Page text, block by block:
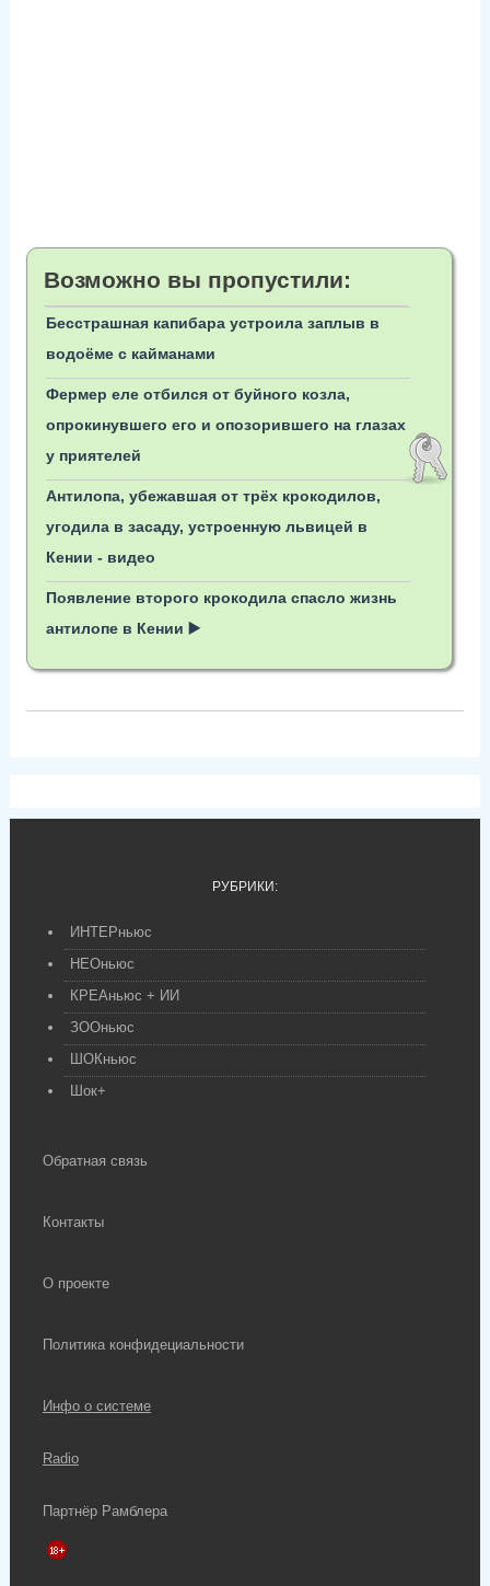
Возможно вы пропустили:
Бесстрашная капибара устроила заплыв в
водоёме с кайманами
Фермер еле отбился от буйного козла,
опрокинувшего его и опозорившего на глазах
у приятелей
Антилопа, убежавшая от трёх крокодилов,
угодила в засаду, устроенную львицей в
Кении - видео
Появление второго крокодила спасло жизнь
антилопе в Кении ▶️
РУБРИКИ:
ИНТЕРньюс
НЕОньюс
КРЕАньюс + ИИ
ЗООньюс
ШОКньюс
Шок+
Обратная связь
Контакты
О проекте
Политика конфидециальности
Инфо о системе
Radio
Партнёр Рамблера